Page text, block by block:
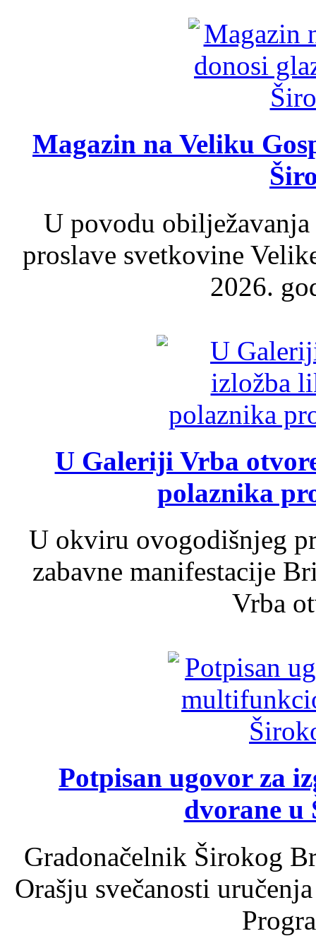
Magazin na Veliku
U povodu
proslave svetkovine
2026.
U Galeriji Vrba
polaznika
U okviru ovogodišnjeg
zabavne manifestacije
Vrba
Potpisan ugovor za
dvorane u
Gradonačelnik Širokog
Orašju svečanosti